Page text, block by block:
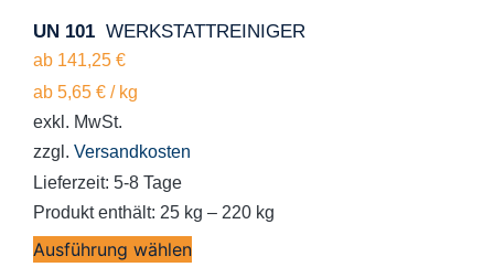
UN 101 WERKSTATTREINIGER
ab 141,25 €
ab 5,65 €/ kg
exkl. MwSt.
zzgl. Versandkosten
Lieferzeit: 5-8 Tage
Produkt enthält: 25 kg – 220 kg
Ausführung wählen